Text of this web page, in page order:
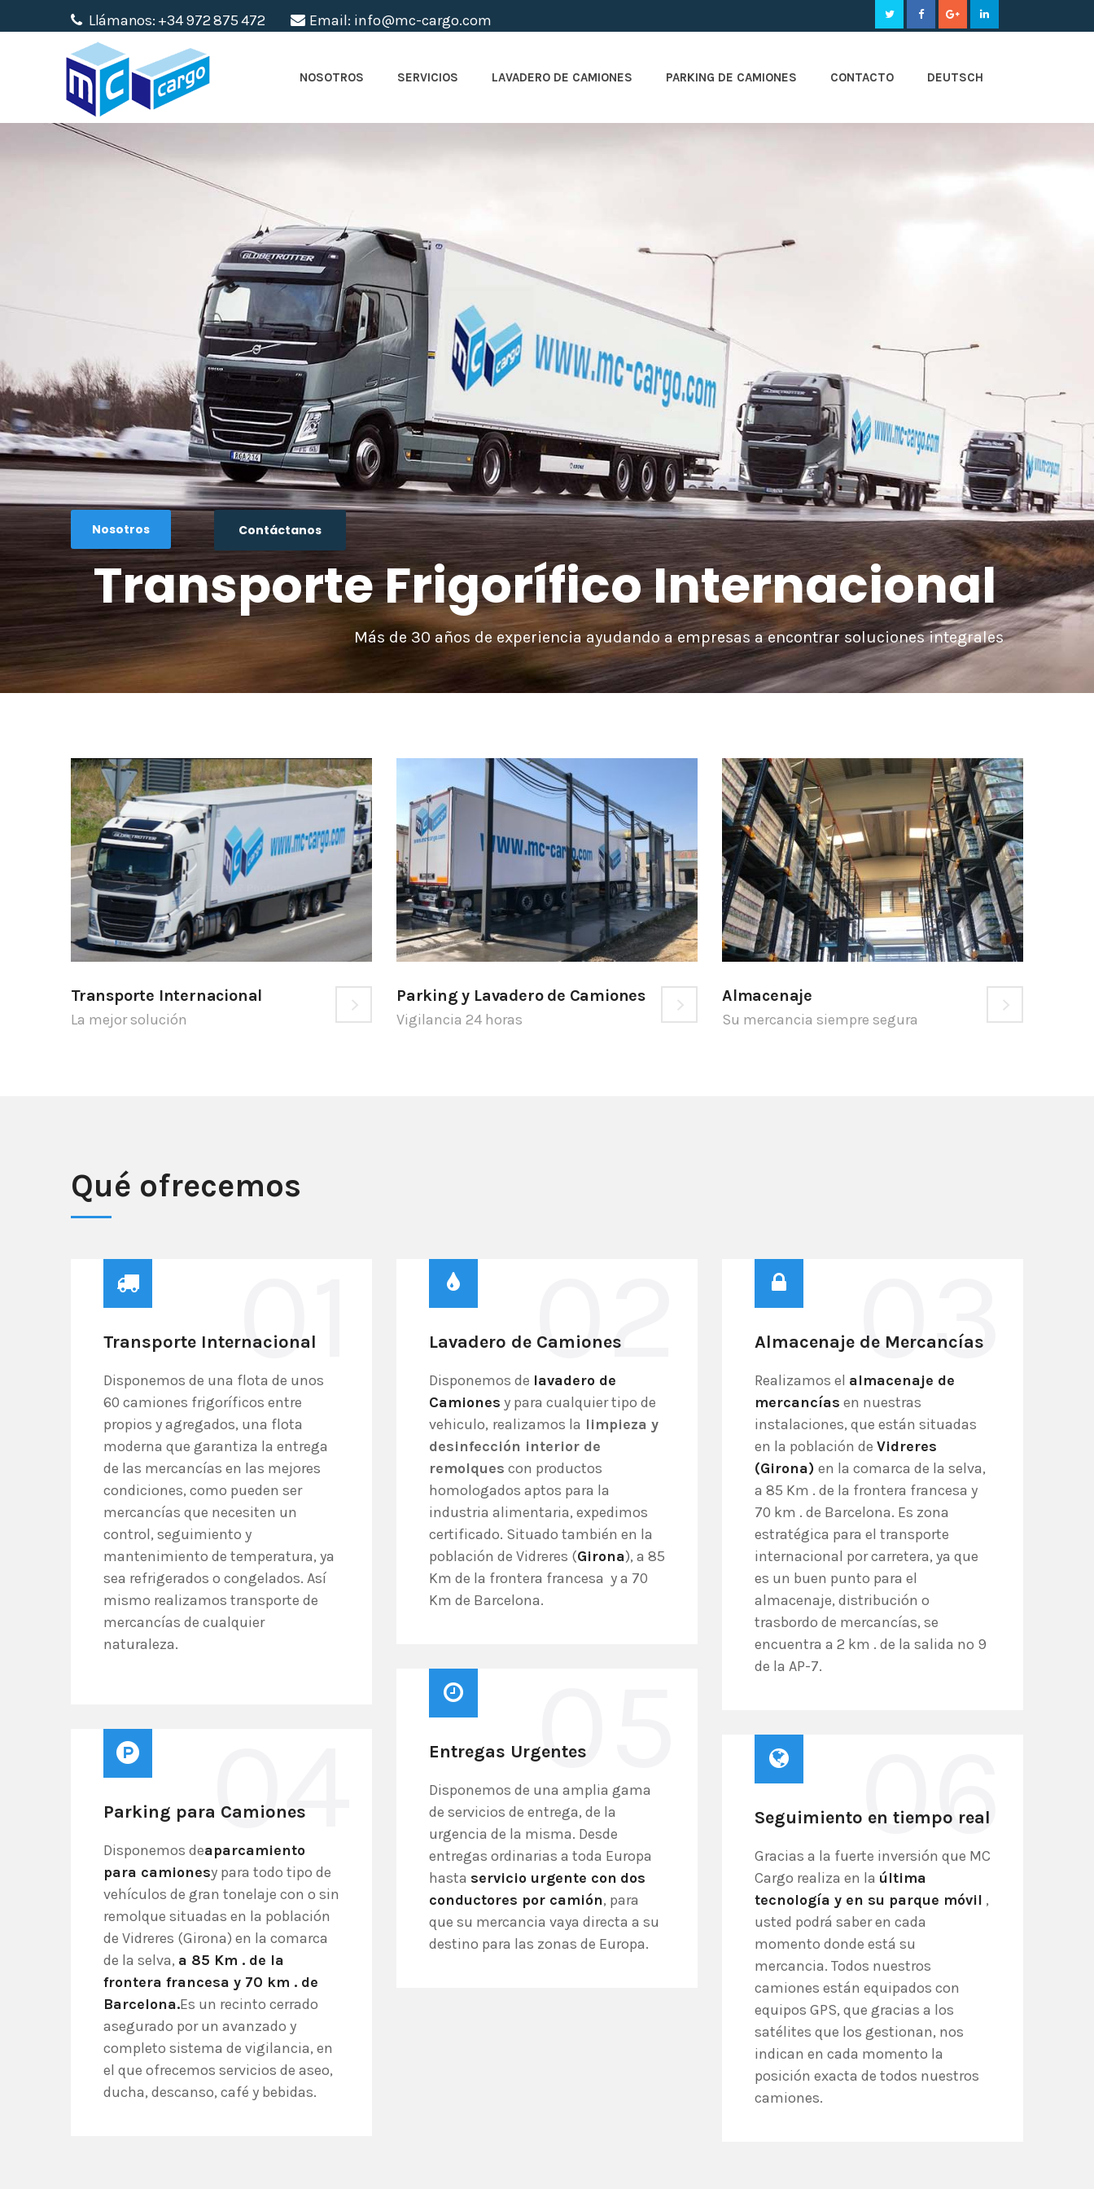
Llámanos: +34 972 875 472 Email: info@mc-cargo.com
NOSOTROS SERVICIOS LAVADERO DE CAMIONES PARKING DE CAMIONES CONTACTO DEUTSCH
Transporte Frigorífico Internacional
Más de 30 años de experiencia ayudando a empresas a encontrar soluciones integrales
Nosotros Contáctanos
Transporte Internacional
La mejor solución
Parking y Lavadero de Camiones
Vigilancia 24 horas
Almacenaje
Su mercancia siempre segura
Qué ofrecemos
Transporte Internacional
01
Disponemos de una flota de unos
60 camiones frigoríficos entre
propios y agregados, una flota
moderna que garantiza la entrega
de las mercancías en las mejores
condiciones, como pueden ser
mercancías que necesiten un
control, seguimiento y
mantenimiento de temperatura, ya
sea refrigerados o congelados. Así
mismo realizamos transporte de
mercancías de cualquier
naturaleza.
Parking para Camiones
04
Disponemos deaparcamiento
para camionesy para todo tipo de
vehículos de gran tonelaje con o sin
remolque situadas en la población
de Vidreres (Girona) en la comarca
de la selva, a 85 Km . de la
frontera francesa y 70 km . de
Barcelona.Es un recinto cerrado
asegurado por un avanzado y
completo sistema de vigilancia, en
el que ofrecemos servicios de aseo,
ducha, descanso, café y bebidas.
Lavadero de Camiones
02
Disponemos de lavadero de
Camiones y para cualquier tipo de
vehiculo, realizamos la limpieza y
desinfección interior de
remolques con productos
homologados aptos para la
industria alimentaria, expedimos
certificado. Situado también en la
población de Vidreres (Girona), a 85
Km de la frontera francesa y a 70
Km de Barcelona.
Entregas Urgentes
05
Disponemos de una amplia gama
de servicios de entrega, de la
urgencia de la misma. Desde
entregas ordinarias a toda Europa
hasta servicio urgente con dos
conductores por camión, para
que su mercancia vaya directa a su
destino para las zonas de Europa.
Almacenaje de Mercancías
03
Realizamos el almacenaje de
mercancías en nuestras
instalaciones, que están situadas
en la población de Vidreres
(Girona) en la comarca de la selva,
a 85 Km . de la frontera francesa y
70 km . de Barcelona. Es zona
estratégica para el transporte
internacional por carretera, ya que
es un buen punto para el
almacenaje, distribución o
trasbordo de mercancías, se
encuentra a 2 km . de la salida nº 9
de la AP-7.
Seguimiento en tiempo real
06
Gracias a la fuerte inversión que MC
Cargo realiza en la última
tecnología y en su parque móvil ,
usted podrá saber en cada
momento donde está su
mercancia. Todos nuestros
camiones están equipados con
equipos GPS, que gracias a los
satélites que los gestionan, nos
indican en cada momento la
posición exacta de todos nuestros
camiones.